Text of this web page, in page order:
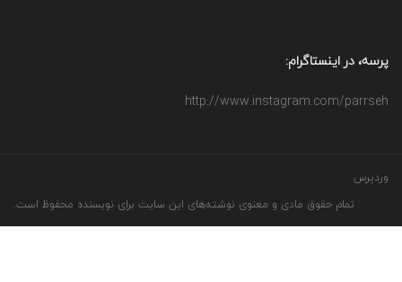
پرسه، در اینستاگرام:
http://www.instagram.com/parrseh
وردپرس
تمام حقوق مادی و معنوی نوشته‌های این سایت برای نویسنده محفوظ است.